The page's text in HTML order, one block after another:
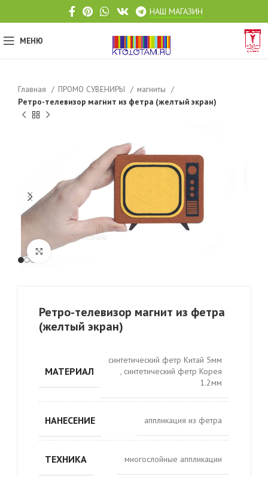
НАШ МАГАЗИН
МЕНЮ
Главная ПРОМО СУВЕНИРЫ
магниты
Ретро-телевизор магнит из фетра (желтый экран)
Click to enlarge
Ретро-телевизор магнит из фетра
(желтый экран)
МАТЕРИАЛ
синтетический фетр Китай 5мм
, синтетический фетр Корея
1.2мм
НАНЕСЕНИЕ аппликация из фетра
ТЕХНИКА многослойные аппликации